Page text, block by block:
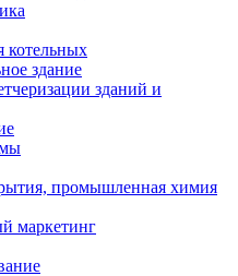
котельных
здание
зданий и
промышленная химия
маркетинг